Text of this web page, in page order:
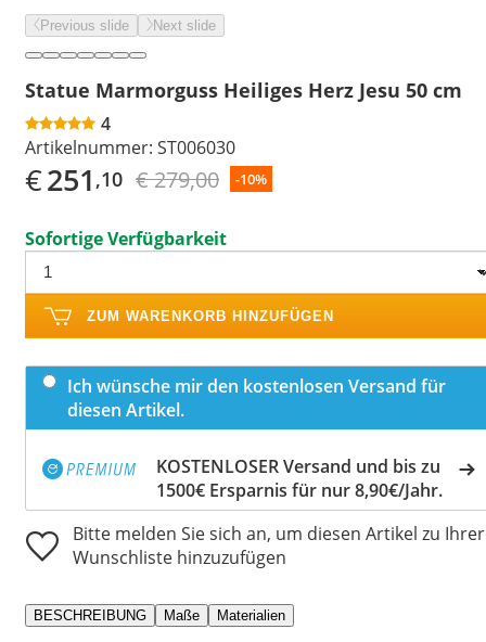
Previous slide Next slide
Statue Marmorguss Heiliges Herz Jesu 50 cm
4
Artikelnummer: ST006030
€251 ,10 € 279,00 -10%
Sofortige Verfügbarkeit
ZUM WARENKORB HINZUFÜGEN
Ich wünsche mir den kostenlosen Versand für
diesen Artikel.
KOSTENLOSER Versand und bis zu
1500€ Ersparnis für nur 8,90€/Jahr.
Bitte melden Sie sich an, um diesen Artikel zu Ihrer
Wunschliste hinzuzufügen
BESCHREIBUNG Maße Materialien